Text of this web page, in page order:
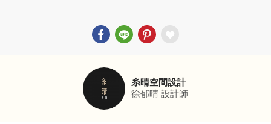
糸晴空間設計
徐郁晴 設計師